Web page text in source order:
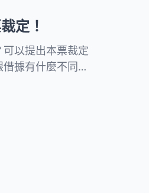
定！
以提出本票裁定
據有什麼不同、
程以及如何提出